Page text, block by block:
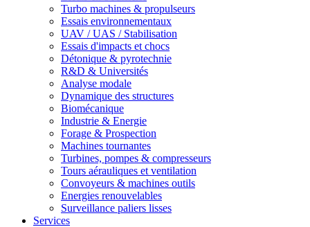
Turbo machines & propulseurs
Essais environnementaux
UAV / UAS / Stabilisation
Essais d'impacts et chocs
Détonique & pyrotechnie
R&D & Universités
Analyse modale
Dynamique des structures
Biomécanique
Industrie & Energie
Forage & Prospection
Machines tournantes
Turbines, pompes & compresseurs
Tours aérauliques et ventilation
Convoyeurs & machines outils
Energies renouvelables
Surveillance paliers lisses
Services